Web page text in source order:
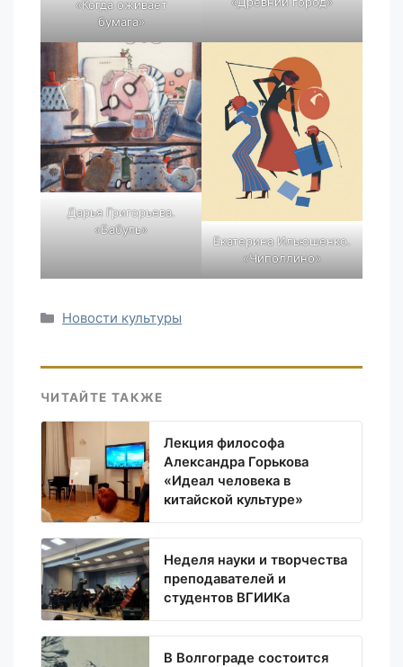
«Когда оживает
бумага»
Дарья Григорьева.
«Бабуль»
Екатерина Ильюшенко.
«Чиполлино»
Рубрики
Новости культуры
ЧИТАЙТЕ ТАКЖЕ
Лекция философа
Александра Горькова
«Идеал человека в
китайской культуре»
Неделя науки и творчества
преподавателей и
студентов ВГИИКа
В Волгограде состоится